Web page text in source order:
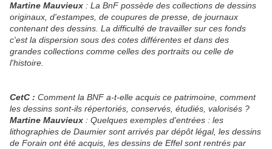
Martine Mauvieux : La BnF possède des collections de dessins
originaux, d'estampes, de coupures de presse, de journaux
contenant des dessins. La difficulté de travailler sur ces fonds
c'est la dispersion sous des cotes différentes et dans des
grandes collections comme celles des portraits ou celle de
l'histoire.
CetC : Comment la BNF a-t-elle acquis ce patrimoine, comment
les dessins sont-ils répertoriés, conservés, étudiés, valorisés ?
Martine Mauvieux : Quelques exemples d'entrées : les
lithographies de Daumier sont arrivés par dépôt légal, les dessins
de Forain ont été acquis, les dessins de Effel sont rentrés par